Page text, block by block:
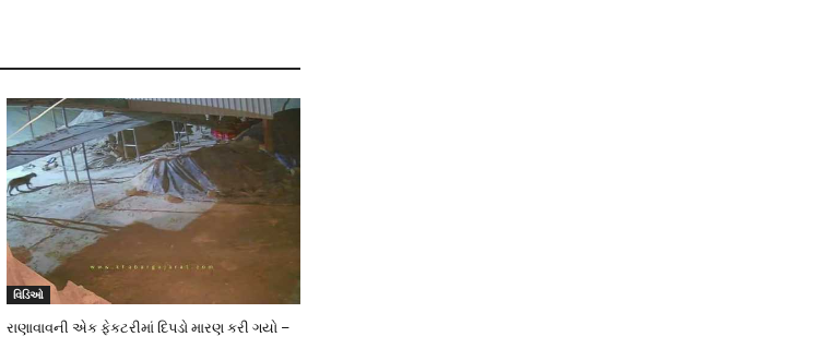
વિડિઓ
રાણાવાવની એક ફેકટરીમાં દિપડો મારણ કરી ગયો –